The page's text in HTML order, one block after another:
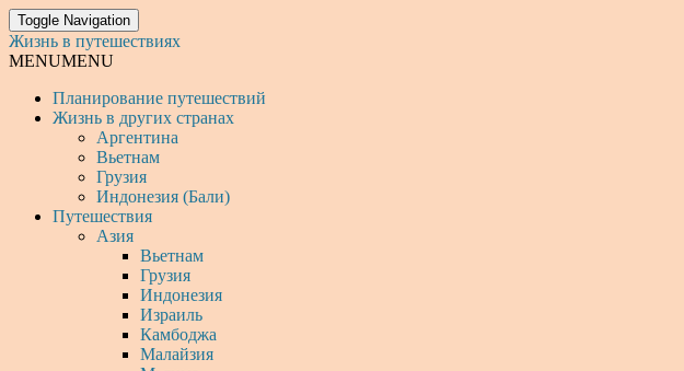
Toggle Navigation
Жизнь в путешествиях
MENUMENU
Планирование путешествий
Жизнь в других странах
Аргентина
Вьетнам
Грузия
Индонезия (Бали)
Путешествия
Азия
Вьетнам
Грузия
Индонезия
Израиль
Камбоджа
Малайзия